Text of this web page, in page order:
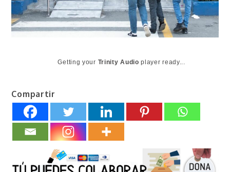
Getting your Trinity Audio player ready...
Compartir